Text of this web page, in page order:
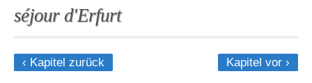
séjour d'Erfurt
‹ Kapitel zurück Kapitel vor ›